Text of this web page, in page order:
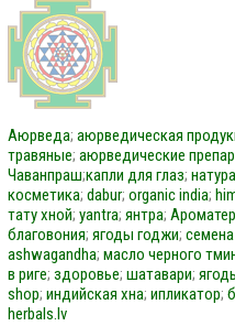
Аюрведа; аюрведическая
травяные; аюрведические
Чаванпраш;капли для глаз;
косметика; dabur; organic india;
тату хной; yantra; янтра;
благовония; ягоды годжи;
ashwagandha; масло черного
в риге; здоровье; шатавари;
shop; индийская хна; ипликатор;
herbals.lv